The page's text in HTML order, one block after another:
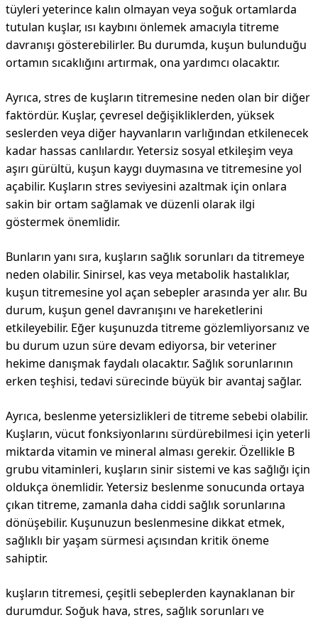
tüyleri yeterince kalın olmayan veya soğuk ortamlarda
tutulan kuşlar, ısı kaybını önlemek amacıyla titreme
davranışı gösterebilirler. Bu durumda, kuşun bulunduğu
ortamın sıcaklığını artırmak, ona yardımcı olacaktır.
Ayrıca, stres de kuşların titremesine neden olan bir diğer
faktördür. Kuşlar, çevresel değişikliklerden, yüksek
seslerden veya diğer hayvanların varlığından etkilenecek
kadar hassas canlılardır. Yetersiz sosyal etkileşim veya
aşırı gürültü, kuşun kaygı duymasına ve titremesine yol
açabilir. Kuşların stres seviyesini azaltmak için onlara
sakin bir ortam sağlamak ve düzenli olarak ilgi
göstermek önemlidir.
Bunların yanı sıra, kuşların sağlık sorunları da titremeye
neden olabilir. Sinirsel, kas veya metabolik hastalıklar,
kuşun titremesine yol açan sebepler arasında yer alır. Bu
durum, kuşun genel davranışını ve hareketlerini
etkileyebilir. Eğer kuşunuzda titreme gözlemliyorsanız ve
bu durum uzun süre devam ediyorsa, bir veteriner
hekime danışmak faydalı olacaktır. Sağlık sorunlarının
erken teşhisi, tedavi sürecinde büyük bir avantaj sağlar.
Ayrıca, beslenme yetersizlikleri de titreme sebebi olabilir.
Kuşların, vücut fonksiyonlarını sürdürebilmesi için yeterli
miktarda vitamin ve mineral alması gerekir. Özellikle B
grubu vitaminleri, kuşların sinir sistemi ve kas sağlığı için
oldukça önemlidir. Yetersiz beslenme sonucunda ortaya
çıkan titreme, zamanla daha ciddi sağlık sorunlarına
dönüşebilir. Kuşunuzun beslenmesine dikkat etmek,
sağlıklı bir yaşam sürmesi açısından kritik öneme
sahiptir.
kuşların titremesi, çeşitli sebeplerden kaynaklanan bir
durumdur. Soğuk hava, stres, sağlık sorunları ve